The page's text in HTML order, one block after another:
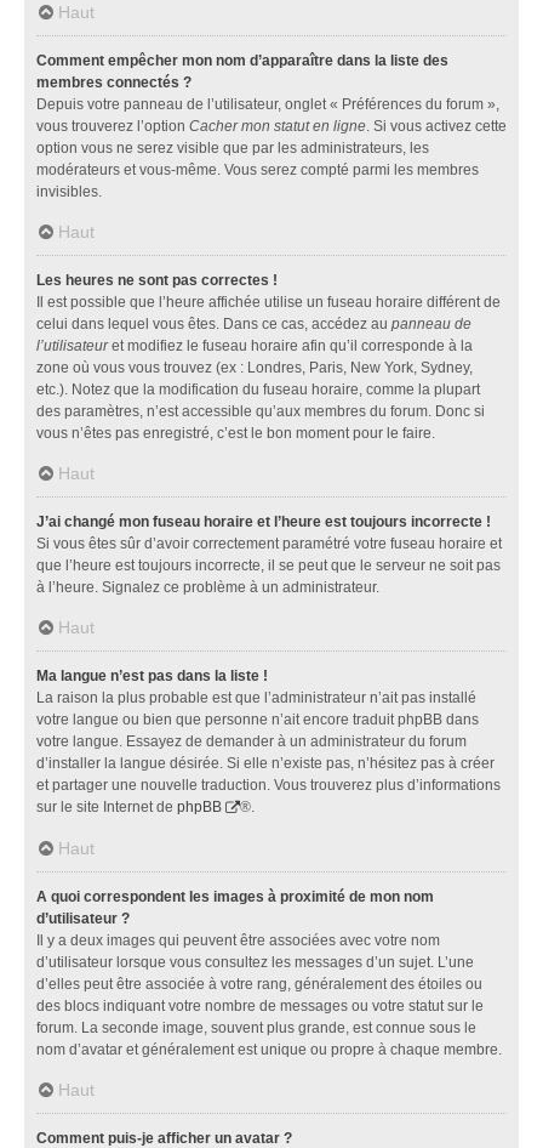
Haut
Comment empêcher mon nom d’apparaître dans la liste des
membres connectés ?
Depuis votre panneau de l’utilisateur, onglet « Préférences du forum »,
vous trouverez l’option Cacher mon statut en ligne. Si vous activez cette
option vous ne serez visible que par les administrateurs, les
modérateurs et vous-même. Vous serez compté parmi les membres
invisibles.
Haut
Les heures ne sont pas correctes !
Il est possible que l’heure affichée utilise un fuseau horaire différent de
celui dans lequel vous êtes. Dans ce cas, accédez au panneau de
l’utilisateuret modifiez le fuseau horaire afin qu’il corresponde à la
zone où vous vous trouvez (ex : Londres, Paris, New York, Sydney,
etc.). Notez que la modification du fuseau horaire, comme la plupart
des paramètres, n’est accessible qu’aux membres du forum. Donc si
vous n’êtes pas enregistré, c’est le bon moment pour le faire.
Haut
J’ai changé mon fuseau horaire et l’heure est toujours incorrecte !
Si vous êtes sûr d’avoir correctement paramétré votre fuseau horaire et
que l’heure est toujours incorrecte, il se peut que le serveur ne soit pas
à l’heure. Signalez ce problème à un administrateur.
Haut
Ma langue n’est pas dans la liste !
La raison la plus probable est que l’administrateur n’ait pas installé
votre langue ou bien que personne n’ait encore traduit phpBB dans
votre langue. Essayez de demander à un administrateur du forum
d’installer la langue désirée. Si elle n’existe pas, n’hésitez pas à créer
et partager une nouvelle traduction. Vous trouverez plus d’informations
sur le site Internet de phpBB ®.
Haut
A quoi correspondent les images à proximité de mon nom
d’utilisateur ?
Il y a deux images qui peuvent être associées avec votre nom
d’utilisateur lorsque vous consultez les messages d’un sujet. L’une
d’elles peut être associée à votre rang, généralement des étoiles ou
des blocs indiquant votre nombre de messages ou votre statut sur le
forum. La seconde image, souvent plus grande, est connue sous le
nom d’avatar et généralement est unique ou propre à chaque membre.
Haut
Comment puis-je afficher un avatar ?